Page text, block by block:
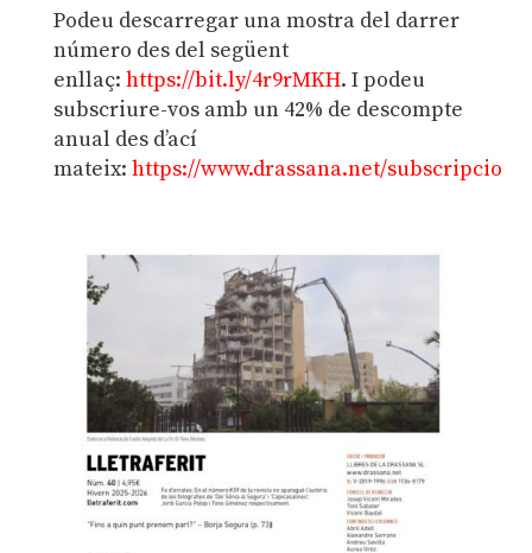
Podeu descarregar una mostra del darrer
número des del següent
enllaç: https://bit.ly/4r9rMKH. I podeu
subscriure-vos amb un 42% de descompte
anual des d’ací
mateix: https://www.drassana.net/subscripcio